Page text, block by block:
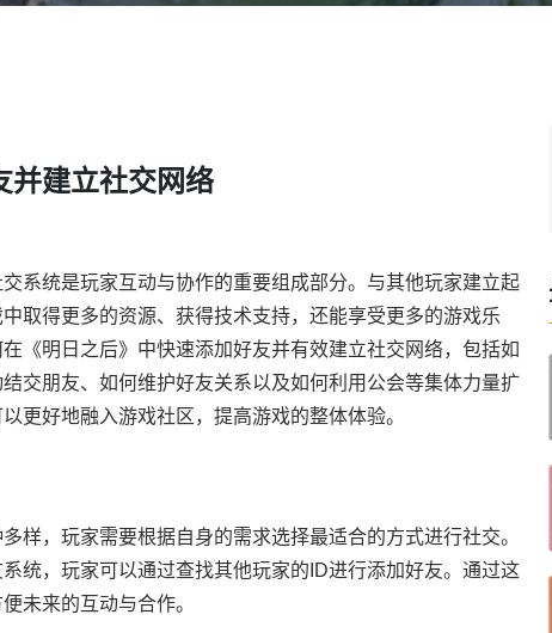
并建立社交网络
系统是玩家互动与协作的重要组成部分。与其他玩家建立起
取得更多的资源、获得技术支持，还能享受更多的游戏乐
《明日之后》中快速添加好友并有效建立社交网络，包括如
交朋友、如何维护好友关系以及如何利用公会等集体力量扩
更好地融入游戏社区，提高游戏的整体体验。
样，玩家需要根据自身的需求选择最适合的方式进行社交。
统，玩家可以通过查找其他玩家的ID进行添加好友。通过这
未来的互动与合作。